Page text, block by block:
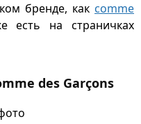
бренде, как comme
есть на страничках
des Garçons